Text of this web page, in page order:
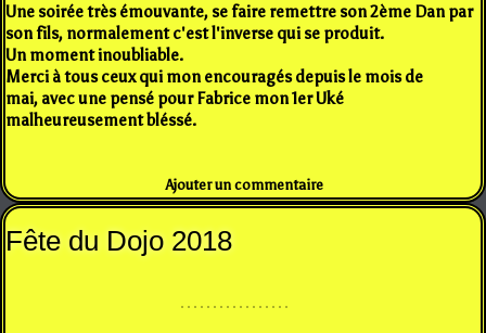
Une soirée très émouvante, se faire remettre son 2ème Dan par
son fils, normalement c'est l'inverse qui se produit.
Un moment inoubliable.
Merci à tous ceux qui mon encouragés depuis le mois de
mai, avec une pensé pour Fabrice mon 1er Uké
malheureusement bléssé.
Ajouter un commentaire
Fête du Dojo 2018